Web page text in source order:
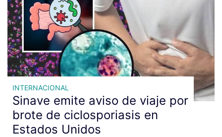
INTERNACIONAL
Sinave emite aviso de viaje por
brote de ciclosporiasis en
Estados Unidos